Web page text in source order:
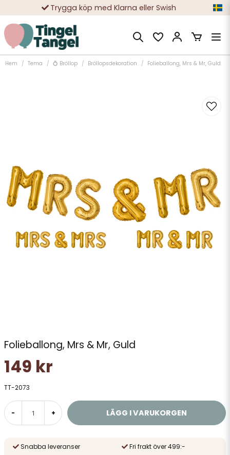
Trygga köp med Klarna eller Swish
10 000-tals nöjda kunder
Hem Tema 💍 Bröllop Bröllopsdekoration Folieballong, Mrs & Mr, Guld
Folieballong, Mrs & Mr, Guld
149 kr
TT-2073
- + LÄGG I VARUKORGEN
Snabba leveranser
Fri frakt över 499:-